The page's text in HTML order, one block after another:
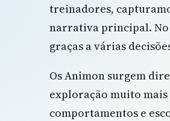
treinadores,
narrativa principal. No
graças a várias
Os Animon surgem
exploração muito
comportamentos e